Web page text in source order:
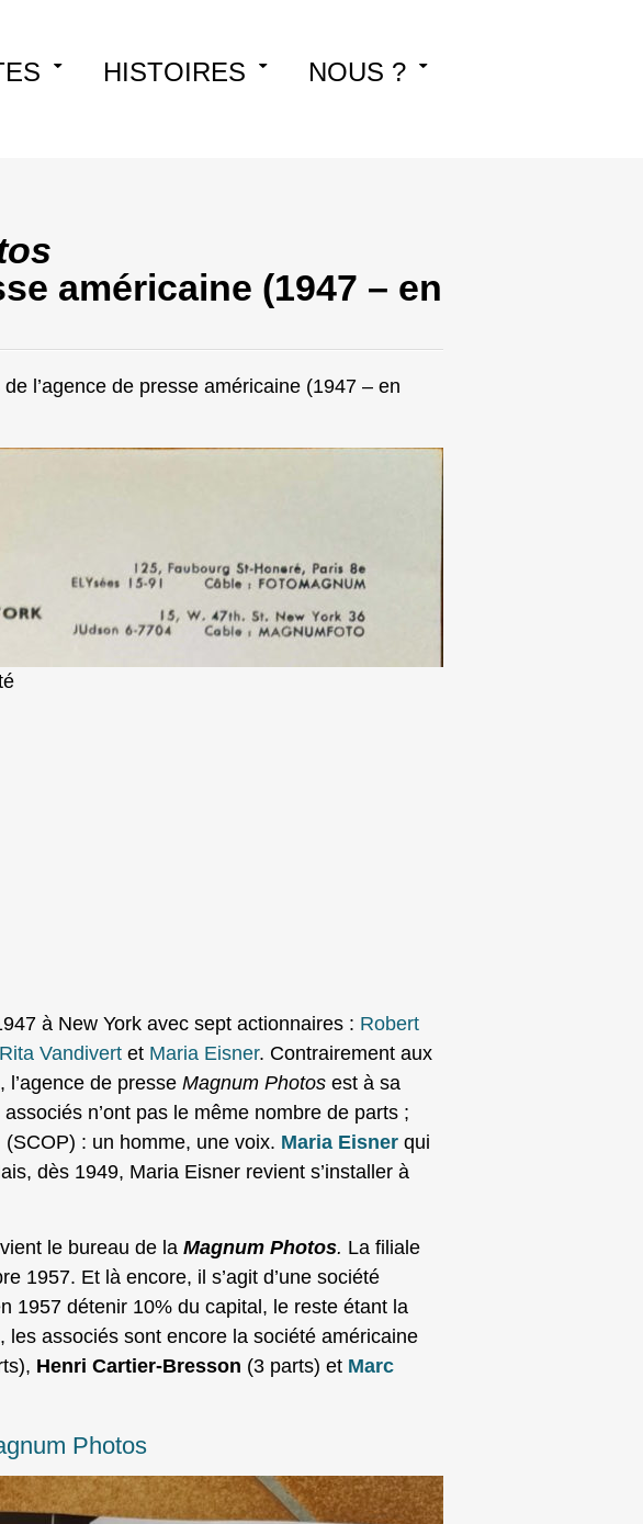
HISTOIRES NOUS ?
américaine (1947 – en
l’agence de presse américaine (1947 – en
à New York avec sept actionnaires : Robert
Rita Vandivert et Maria Eisner. Contrairement aux
de presse Magnum Photos est à sa
n’ont pas le même nombre de parts ;
: un homme, une voix. Maria Eisner qui
dès 1949, Maria Eisner revient s’installer à
le bureau de la Magnum Photos. La filiale
1957. Et là encore, il s’agit d’une société
1957 détenir 10% du capital, le reste étant la
associés sont encore la société américaine
Henri Cartier-Bresson (3 parts) et Marc
Photos